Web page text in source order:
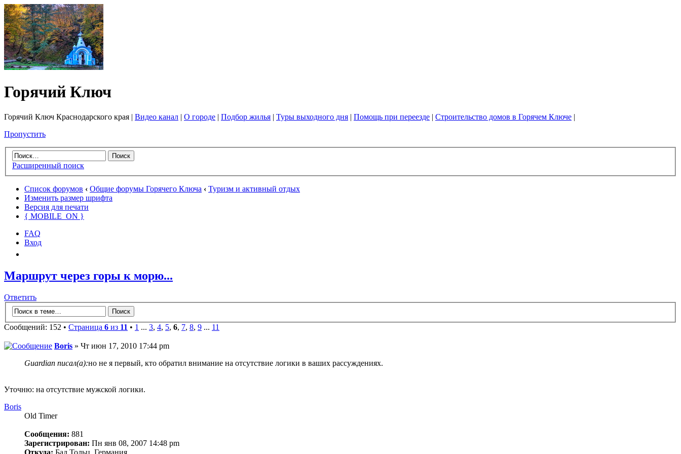
Горячий Ключ
Горячий Ключ Краснодарского края | Видео канал | О городе | Подбор жилья | Туры выходного дня | Помощь при переезде | Строительство домов в Горячем Ключе |
Пропустить
Расширенный поиск
Список форумов ‹ Общие форумы Горячего Ключа ‹ Туризм и активный отдых
Изменить размер шрифта
Версия для печати
{ MOBILE_ON }
FAQ
Вход
Маршрут через горы к морю...
Ответить
Сообщений: 152 • Страница 6 из 11 • 1 ... 3, 4, 5, 6, 7, 8, 9 ... 11
Boris » Чт июн 17, 2010 17:44 pm
Guardian писал(а):но не я первый, кто обратил внимание на отсутствие логики в ваших рассуждениях.
Уточню: на отсутствие мужской логики.
Boris
Old Timer
Сообщения: 881
Зарегистрирован: Пн янв 08, 2007 14:48 pm
Откуда: Бад Тольц, Германия